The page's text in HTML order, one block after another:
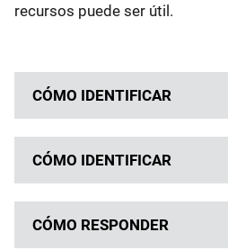
recursos puede ser útil.
CÓMO IDENTIFICAR
CÓMO IDENTIFICAR
CÓMO RESPONDER